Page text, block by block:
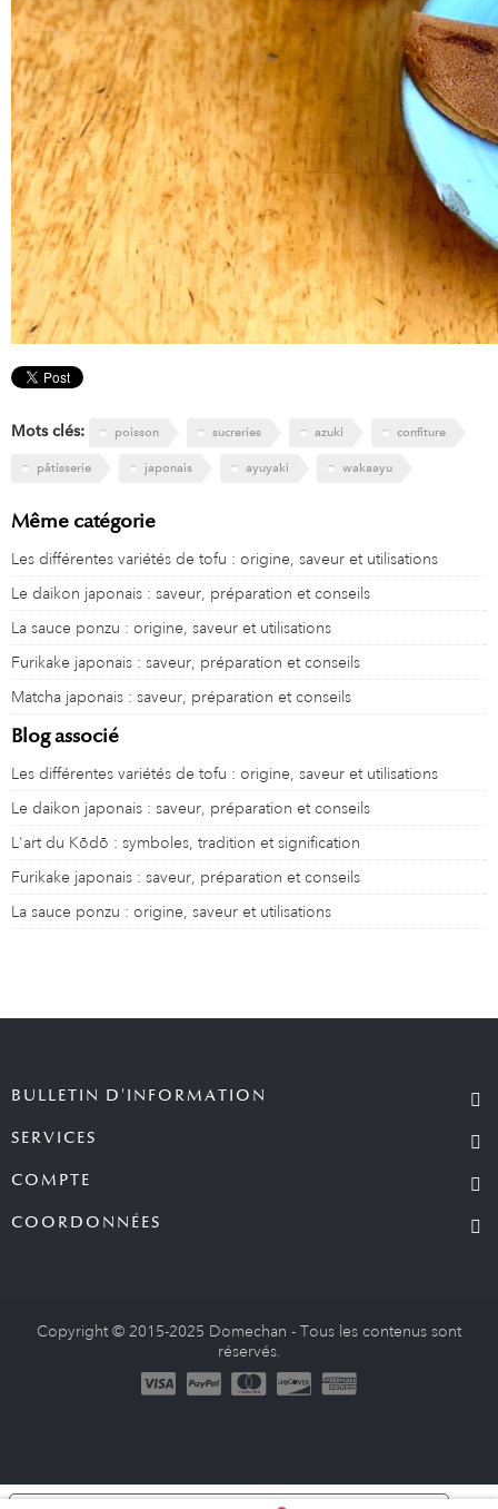
Mots clés: poisson sucreries azuki confiture
pâtisserie japonais ayuyaki wakaayu
Même catégorie
Les différentes variétés de tofu : origine, saveur et utilisations
Le daikon japonais : saveur, préparation et conseils
La sauce ponzu : origine, saveur et utilisations
Furikake japonais : saveur, préparation et conseils
Matcha japonais : saveur, préparation et conseils
Blog associé
Les différentes variétés de tofu : origine, saveur et utilisations
Le daikon japonais : saveur, préparation et conseils
L'art du Kōdō : symboles, tradition et signification
Furikake japonais : saveur, préparation et conseils
La sauce ponzu : origine, saveur et utilisations
BULLETIN D'INFORMATION
SERVICES
COMPTE
COORDONNÉES
Copyright © 2015-2025 Domechan - Tous les contenus sont
réservés.